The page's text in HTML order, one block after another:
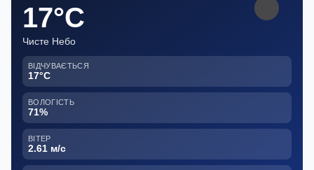
17°C
Чисте Небо
ВІДЧУВАЄТЬСЯ
17°C
ВОЛОГІСТЬ
71%
ВІТЕР
2.61 м/с